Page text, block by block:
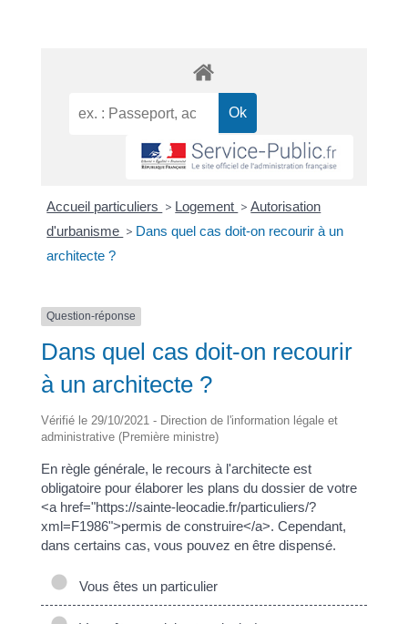
Accueil particuliers > Logement > Autorisation
d'urbanisme > Dans quel cas doit-on recourir à un
architecte ?
Question-réponse
Dans quel cas doit-on recourir
à un architecte ?
Vérifié le 29/10/2021 - Direction de l'information légale et
administrative (Première ministre)
En règle générale, le recours à l'architecte est
obligatoire pour élaborer les plans du dossier de votre
<a href="https://sainte-leocadie.fr/particuliers/?
xml=F1986">permis de construire</a>. Cependant,
dans certains cas, vous pouvez en être dispensé.
Vous êtes un particulier